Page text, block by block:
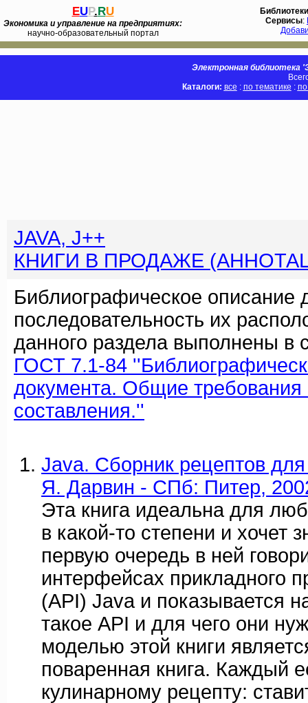
EUP.RU
Экономика и управление на предприятиях:
научно-образовательный портал
Библиотеки
Сервисы:
Электронная библиотека
Каталоги: все : по тематике :
JAVA, J++
КНИГИ В ПРОДАЖЕ
Библиографическое описание
последовательность их
данного раздела выполнены в
ГОСТ 7.1-84
документа. Общие требования
составления.''
Java. Сборник рецептов
Я. Дарвин - СПб: Питер,
Эта книга идеальна для
в какой-то степени и хочет
первую очередь в ней
интерфейсах прикладного
(API) Java и показывается
такое API и для чего они
моделью этой книги
поваренная книга. Каждый
кулинарному рецепту: